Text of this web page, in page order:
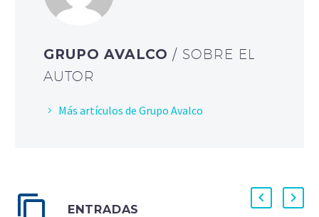
GRUPO AVALCO / SOBRE EL
AUTOR
Más artículos de Grupo Avalco
ENTRADAS